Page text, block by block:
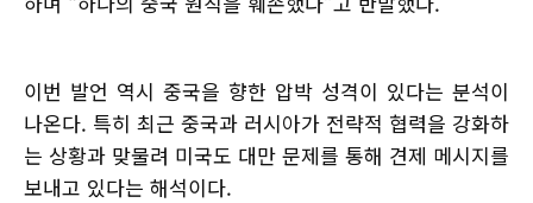
이번 발언 역시 중국을 향한 압박 성격이 있다는 분석이
나온다. 특히 최근 중국과 러시아가 전략적 협력을 강화하
는 상황과 맞물려 미국도 대만 문제를 통해 견제 메시지를
보내고 있다는 해석이다.